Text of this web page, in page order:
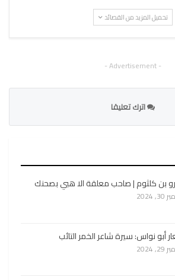
تحميل المزيد من القصائد
- Advertisement -
اترك تعليقا
بن كلثوم | صاحب معلقة الا هبي بصحنك
2024
أبو نواس: سيرة شاعر الخمر التائب
2024